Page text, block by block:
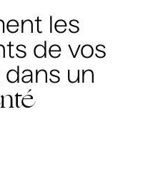
les
de vos
un